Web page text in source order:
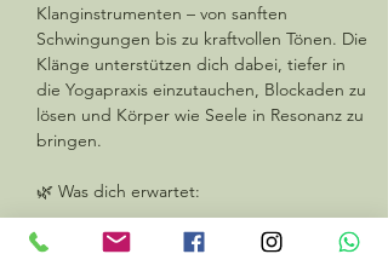
Klanginstrumenten – von sanften
Schwingungen bis zu kraftvollen Tönen. Die
Klänge unterstützen dich dabei, tiefer in
die Yogapraxis einzutauchen, Blockaden zu
lösen und Körper wie Seele in Resonanz zu
bringen.
🌿 Was dich erwartet:
wohltuende Yogasequenzen für